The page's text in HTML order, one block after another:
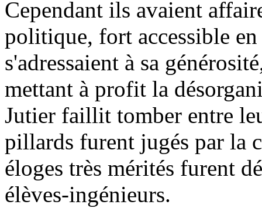
Cependant ils avaient
politique, fort accessible
s'adressaient à sa
mettant à profit la
Jutier faillit tomber entre
pillards furent jugés par la
éloges très mérités furent
élèves-ingénieurs.